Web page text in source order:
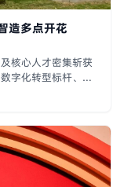
造多点开花
核心人才密集斩获
字化转型标杆、优
公司智能制造水平